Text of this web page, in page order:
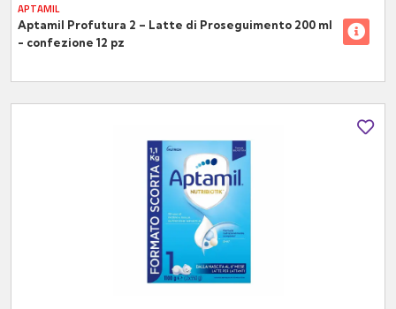
APTAMIL
Aptamil Profutura 2 – Latte di Proseguimento 200 ml
- confezione 12 pz